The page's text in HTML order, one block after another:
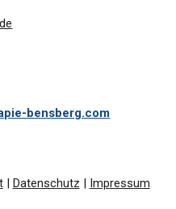
bensberg.com
| Datenschutz Impressum